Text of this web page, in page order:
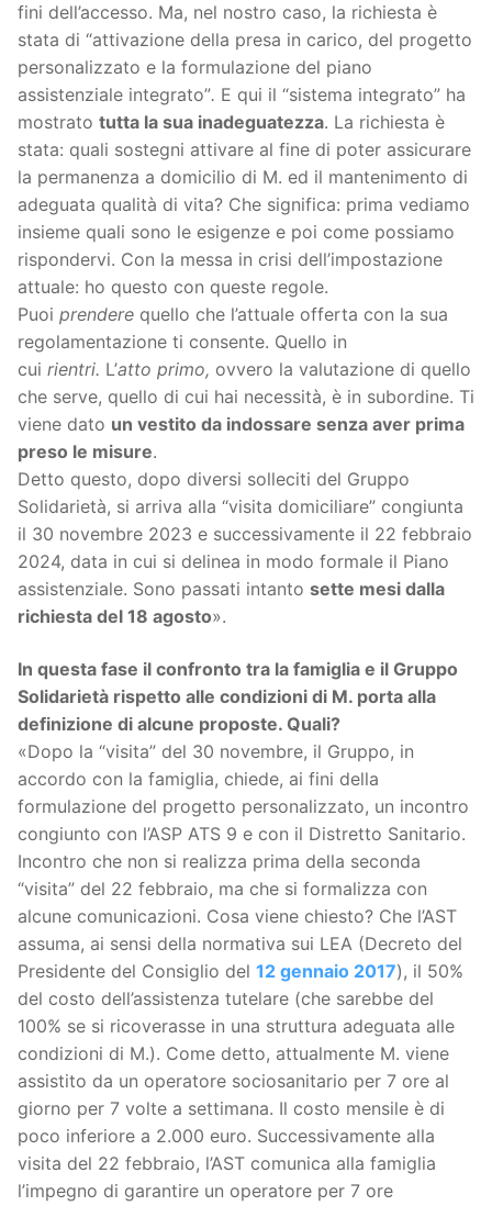
fini dell’accesso. Ma, nel nostro caso, la richiesta è
stata di “attivazione della presa in carico, del progetto
personalizzato e la formulazione del piano
assistenziale integrato”. E qui il “sistema integrato” ha
mostrato tutta la sua inadeguatezza. La richiesta è
stata: quali sostegni attivare al fine di poter assicurare
la permanenza a domicilio di M. ed il mantenimento di
adeguata qualità di vita? Che significa: prima vediamo
insieme quali sono le esigenze e poi come possiamo
rispondervi. Con la messa in crisi dell’impostazione
attuale: ho questo con queste regole.
Puoi prendere quello che l’attuale offerta con la sua
regolamentazione ti consente. Quello in
cui rientri. L’atto primo, ovvero la valutazione di quello
che serve, quello di cui hai necessità, è in subordine. Ti
viene dato un vestito da indossare senza aver prima
preso le misure.
Detto questo, dopo diversi solleciti del Gruppo
Solidarietà, si arriva alla “visita domiciliare” congiunta
il 30 novembre 2023 e successivamente il 22 febbraio
2024, data in cui si delinea in modo formale il Piano
assistenziale. Sono passati intanto sette mesi dalla
richiesta del 18 agosto».
In questa fase il confronto tra la famiglia e il Gruppo
Solidarietà rispetto alle condizioni di M. porta alla
definizione di alcune proposte. Quali?
«Dopo la “visita” del 30 novembre, il Gruppo, in
accordo con la famiglia, chiede, ai fini della
formulazione del progetto personalizzato, un incontro
congiunto con l’ASP ATS 9 e con il Distretto Sanitario.
Incontro che non si realizza prima della seconda
“visita” del 22 febbraio, ma che si formalizza con
alcune comunicazioni. Cosa viene chiesto? Che l’AST
assuma, ai sensi della normativa sui LEA (Decreto del
Presidente del Consiglio del 12 gennaio 2017), il 50%
del costo dell’assistenza tutelare (che sarebbe del
100% se si ricoverasse in una struttura adeguata alle
condizioni di M.). Come detto, attualmente M. viene
assistito da un operatore sociosanitario per 7 ore al
giorno per 7 volte a settimana. Il costo mensile è di
poco inferiore a 2.000 euro. Successivamente alla
visita del 22 febbraio, l’AST comunica alla famiglia
l’impegno di garantire un operatore per 7 ore